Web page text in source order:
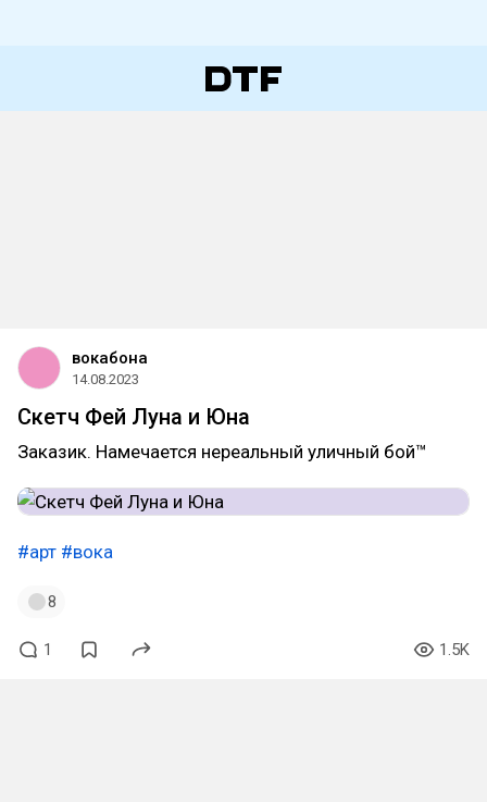
вокабона
14.08.2023
Скетч Фей Луна и Юна
Заказик. Намечается нереальный уличный бой™
#арт #вока
8
1 1.5K